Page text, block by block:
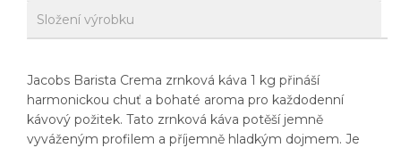
Složení výrobku
Jacobs Barista Crema zrnková káva 1 kg přináší
harmonickou chuť a bohaté aroma pro každodenní
kávový požitek. Tato zrnková káva potěší jemně
vyváženým profilem a příjemně hladkým dojmem. Je